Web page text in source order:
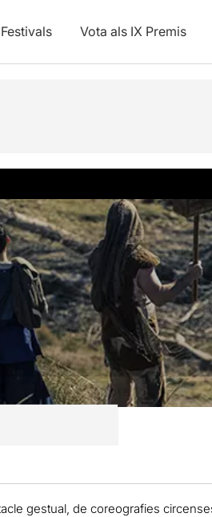
Festivals Vota als IX Premis
gestual, de coreografies